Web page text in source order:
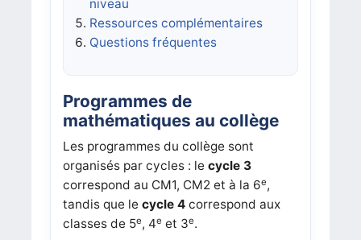
niveau
Ressources complémentaires
Questions fréquentes
Programmes de
mathématiques au collège
Les programmes du collège sont
organisés par cycles : le cycle 3
correspond au CM1, CM2 et à la 6e,
tandis que le cycle 4correspond aux
classes de 5e, 4e et 3e.